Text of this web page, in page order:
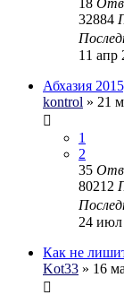
32884
11 апр
Абхазия
kontrol » 21
1
2
35
80212
24 июл
Как не
Kot33 » 16